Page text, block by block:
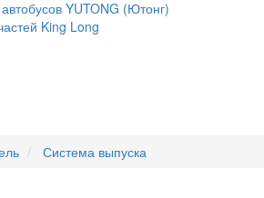
YUTONG (Ютонг)
King Long
Система выпуска